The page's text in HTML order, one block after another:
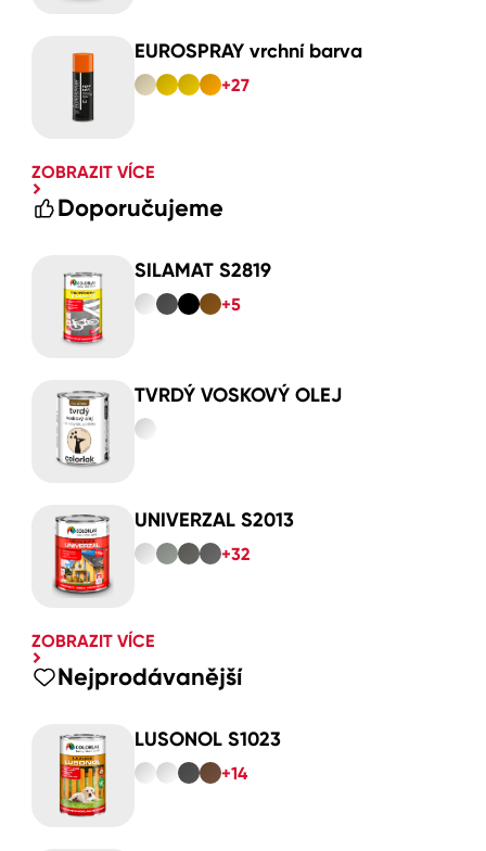
EUROSPRAY vrchní barva
+27
ZOBRAZIT VÍCE
Doporučujeme
SILAMAT S2819
+5
TVRDÝ VOSKOVÝ OLEJ
UNIVERZAL S2013
+32
ZOBRAZIT VÍCE
Nejprodávanější
LUSONOL S1023
+14